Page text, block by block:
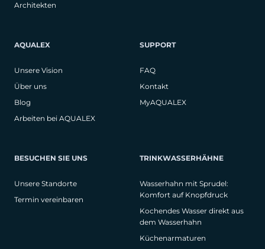
Architekten
AQUALEX
Unsere Vision
Über uns
Blog
Arbeiten bei AQUALEX
SUPPORT
FAQ
Kontakt
MyAQUALEX
BESUCHEN SIE UNS
Unsere Standorte
Termin vereinbaren
TRINKWASSERHÄHNE
Wasserhahn mit Sprudel:
Komfort auf Knopfdruck
Kochendes Wasser direkt aus
dem Wasserhahn
Küchenarmaturen